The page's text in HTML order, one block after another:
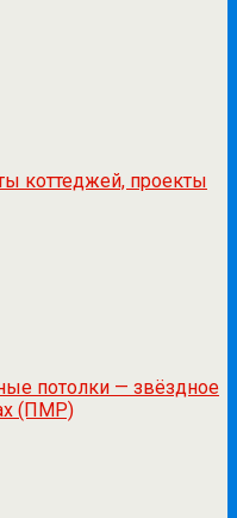
коттеджей, проекты
потолки — звёздное
(ПМР)